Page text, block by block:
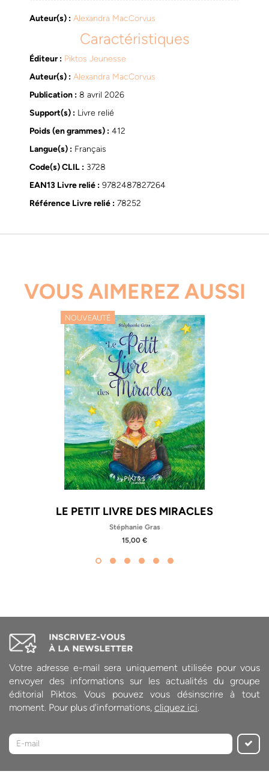
Auteur(s) : Alexandra MacCorvus
Caractéristiques
Éditeur : Piktos Jeunesse
Auteur(s) : Alexandra MacCorvus
Publication : 8 avril 2026
Support(s) : Livre relié
Poids (en grammes) : 412
Langue(s) : Français
Code(s) CLIL : 3728
EAN13 Livre relié : 9782487827264
Référence Livre relié : 78252
VOUS AIMEREZ AUSSI
NOUVEAUTÉ
LE PETIT LIVRE DES MIRACLES
Stéphanie Gras
15,00 €
Votre adresse e-mail sera uniquement utilisée pour vous
envoyer des informations sur les actualités du groupe
éditorial Piktos. Vous pouvez vous désinscrire à tout
moment. Pour plus d'informations, cliquez ici.